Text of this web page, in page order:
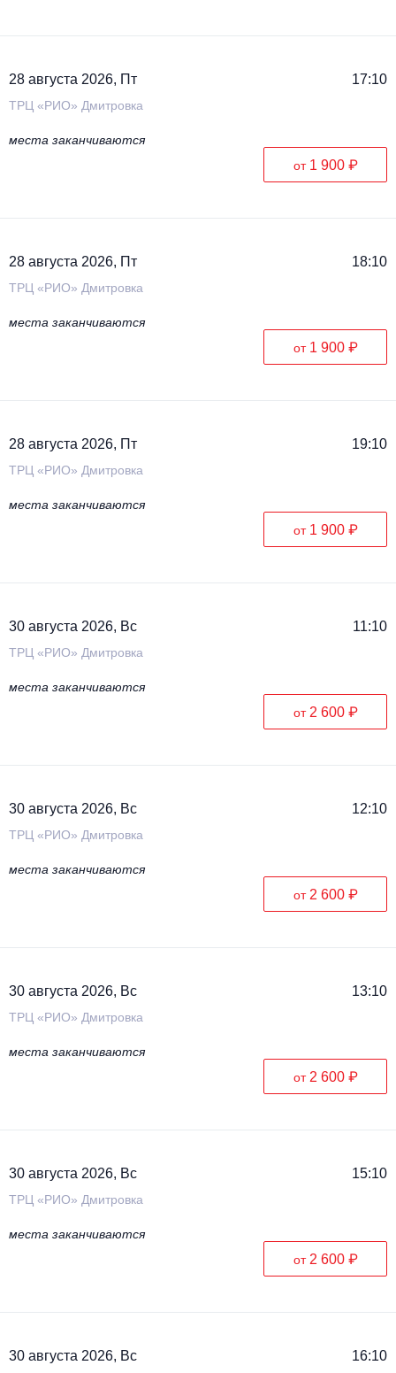
28 августа 2026, Пт 17:10
ТРЦ «РИО» Дмитровка
места заканчиваются
от 1 900 ₽
28 августа 2026, Пт 18:10
ТРЦ «РИО» Дмитровка
места заканчиваются
от 1 900 ₽
28 августа 2026, Пт 19:10
ТРЦ «РИО» Дмитровка
места заканчиваются
от 1 900 ₽
30 августа 2026, Вс 11:10
ТРЦ «РИО» Дмитровка
места заканчиваются
от 2 600 ₽
30 августа 2026, Вс 12:10
ТРЦ «РИО» Дмитровка
места заканчиваются
от 2 600 ₽
30 августа 2026, Вс 13:10
ТРЦ «РИО» Дмитровка
места заканчиваются
от 2 600 ₽
30 августа 2026, Вс 15:10
ТРЦ «РИО» Дмитровка
места заканчиваются
от 2 600 ₽
30 августа 2026, Вс 16:10